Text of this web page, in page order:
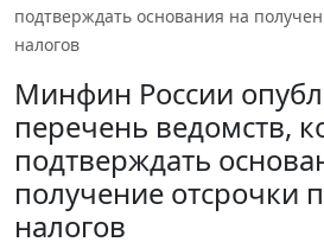
подтверждать основания на
налогов
Минфин России
перечень ведомств,
подтверждать
получение отсрочки
налогов